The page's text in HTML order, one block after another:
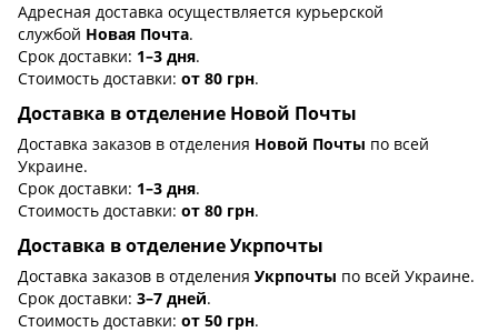
Адресная доставка осуществляется курьерской
службой Новая Почта.
Срок доставки: 1–3 дня.
Стоимость доставки: от 80 грн.
Доставка в отделение Новой Почты
Доставка заказов в отделения Новой Почты по всей
Украине.
Срок доставки: 1–3 дня.
Стоимость доставки: от 80 грн.
Доставка в отделение Укрпочты
Доставка заказов в отделения Укрпочты по всей Украине.
Срок доставки: 3–7 дней.
Стоимость доставки: от 50 грн.